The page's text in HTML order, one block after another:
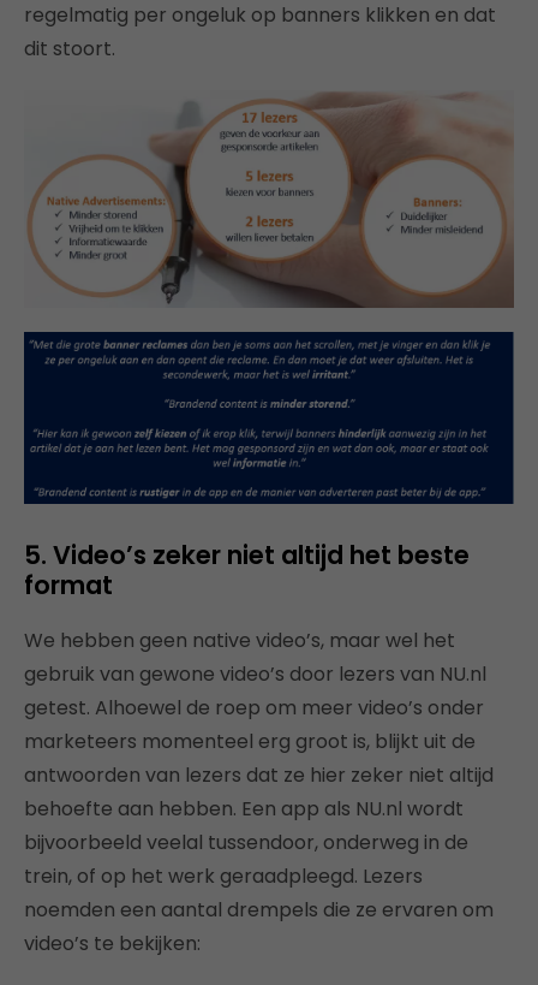
regelmatig per ongeluk op banners klikken en dat
dit stoort.
5. Video’s zeker niet altijd het beste
format
We hebben geen native video’s, maar wel het
gebruik van gewone video’s door lezers van NU.nl
getest. Alhoewel de roep om meer video’s onder
marketeers momenteel erg groot is, blijkt uit de
antwoorden van lezers dat ze hier zeker niet altijd
behoefte aan hebben. Een app als NU.nl wordt
bijvoorbeeld veelal tussendoor, onderweg in de
trein, of op het werk geraadpleegd. Lezers
noemden een aantal drempels die ze ervaren om
video’s te bekijken: